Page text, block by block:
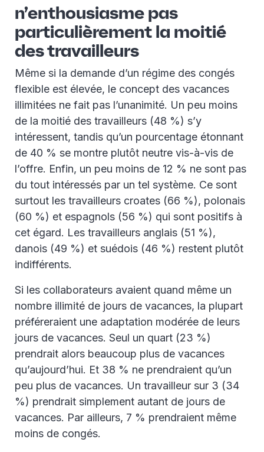
n’enthousiasme pas
particulièrement la moitié
des travailleurs
Même si la demande d’un régime des congés
flexible est élevée, le concept des vacances
illimitées ne fait pas l’unanimité. Un peu moins
de la moitié des travailleurs (48 %) s’y
intéressent, tandis qu’un pourcentage étonnant
de 40 % se montre plutôt neutre vis-à-vis de
l’offre. Enfin, un peu moins de 12 % ne sont pas
du tout intéressés par un tel système. Ce sont
surtout les travailleurs croates (66 %), polonais
(60 %) et espagnols (56 %) qui sont positifs à
cet égard. Les travailleurs anglais (51 %),
danois (49 %) et suédois (46 %) restent plutôt
indifférents.
Si les collaborateurs avaient quand même un
nombre illimité de jours de vacances, la plupart
préféreraient une adaptation modérée de leurs
jours de vacances. Seul un quart (23 %)
prendrait alors beaucoup plus de vacances
qu’aujourd’hui. Et 38 % ne prendraient qu’un
peu plus de vacances. Un travailleur sur 3 (34
%) prendrait simplement autant de jours de
vacances. Par ailleurs, 7 % prendraient même
moins de congés.